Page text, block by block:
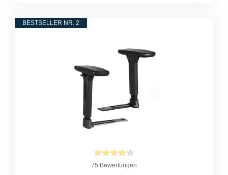
BESTSELLER NR. 2
75 Bewertungen